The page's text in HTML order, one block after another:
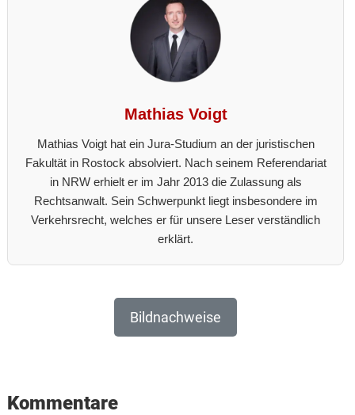
Mathias Voigt
Mathias Voigt hat ein Jura-Studium an der juristischen
Fakultät in Rostock absolviert. Nach seinem Referendariat
in NRW erhielt er im Jahr 2013 die Zulassung als
Rechtsanwalt. Sein Schwerpunkt liegt insbesondere im
Verkehrsrecht, welches er für unsere Leser verständlich
erklärt.
Bildnachweise
Reader
Kommentare